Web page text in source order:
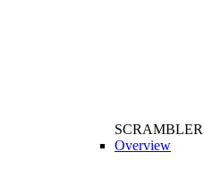
SCRAMBLER
Overview